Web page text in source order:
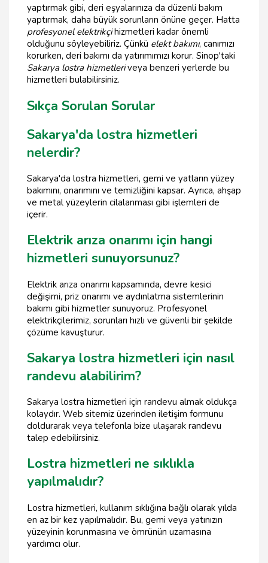
yaptırmak gibi, deri eşyalarınıza da düzenli bakım
yaptırmak, daha büyük sorunların önüne geçer. Hatta
profesyonel elektrikçihizmetleri kadar önemli
olduğunu söyleyebiliriz. Çünkü elekt bakımı, canımızı
korurken, deri bakımı da yatırımımızı korur. Sinop'taki
Sakarya lostra hizmetleriveya benzeri yerlerde bu
hizmetleri bulabilirsiniz.
Sıkça Sorulan Sorular
Sakarya'da lostra hizmetleri
nelerdir?
Sakarya'da lostra hizmetleri, gemi ve yatların yüzey
bakımını, onarımını ve temizliğini kapsar. Ayrıca, ahşap
ve metal yüzeylerin cilalanması gibi işlemleri de
içerir.
Elektrik arıza onarımı için hangi
hizmetleri sunuyorsunuz?
Elektrik arıza onarımı kapsamında, devre kesici
değişimi, priz onarımı ve aydınlatma sistemlerinin
bakımı gibi hizmetler sunuyoruz. Profesyonel
elektrikçilerimiz, sorunları hızlı ve güvenli bir şekilde
çözüme kavuşturur.
Sakarya lostra hizmetleri için nasıl
randevu alabilirim?
Sakarya lostra hizmetleri için randevu almak oldukça
kolaydır. Web sitemiz üzerinden iletişim formunu
doldurarak veya telefonla bize ulaşarak randevu
talep edebilirsiniz.
Lostra hizmetleri ne sıklıkla
yapılmalıdır?
Lostra hizmetleri, kullanım sıklığına bağlı olarak yılda
en az bir kez yapılmalıdır. Bu, gemi veya yatınızın
yüzeyinin korunmasına ve ömrünün uzamasına
yardımcı olur.